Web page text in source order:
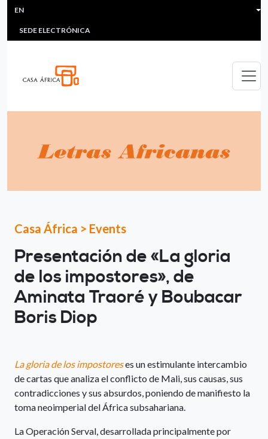
Skip to main content
HEADER MENU
MULTIMEDIA
SEDE ELECTRÓNICA
EN
Casa África > Events
Presentación de «La gloria
de los impostores», de
Aminata Traoré y Boubacar
Boris Diop
La gloria de los impostoreses un estimulante intercambio
de cartas que analiza el conflicto de Mali, sus causas, sus
contradicciones y sus absurdos, poniendo de manifiesto la
toma neoimperial del África subsahariana.
La Operación Serval, desarrollada principalmente por